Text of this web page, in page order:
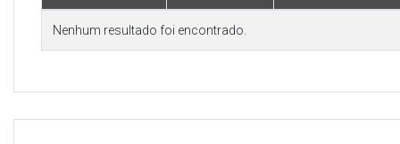
Nenhum resultado foi encontrado.